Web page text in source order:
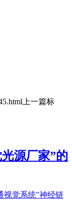
上一篇标
源厂家”的
视觉系统"神经链